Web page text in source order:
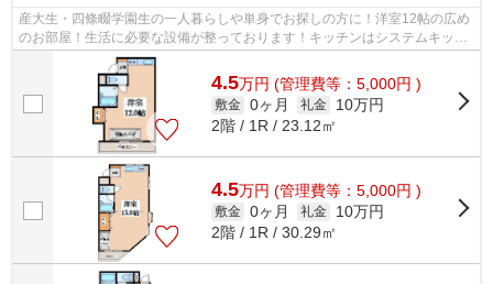
産大生・四條畷学園生の一人暮らしや単身でお探しの方に！洋室12帖の広め
のお部屋！生活に必要な設備が整っております！キッチンはシステムキッチ
ンで2口コンロだからお料理も楽々！も...
4.5万円 (管理費等：5,000円 )
敷金 0ヶ月 礼金
10万円
2階 / 1R / 23.12㎡
4.5万円 (管理費等：5,000円 )
敷金 0ヶ月 礼金
10万円
2階 / 1R / 30.29㎡